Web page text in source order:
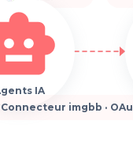
IA
Connecteur imgbb ·